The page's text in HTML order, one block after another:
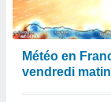
Météo en
vendredi